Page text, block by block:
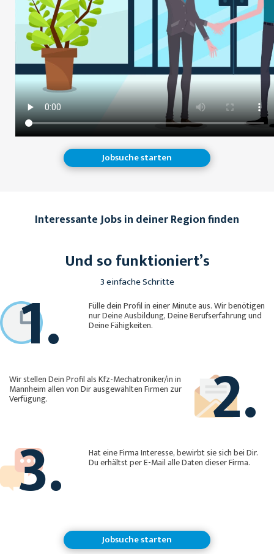
Jobsuche starten
Interessante Jobs in deiner Region finden
Und so funktioniert’s
3 einfache Schritte
1. Fülle dein Profil in einer Minute aus. Wir benötigen
nur Deine Ausbildung, Deine Berufserfahrung und
Deine Fähigkeiten.
2.
Wir stellen Dein Profil als Kfz-Mechatroniker/in in
Mannheim allen von Dir ausgewählten Firmen zur
Verfügung.
3. Hat eine Firma Interesse, bewirbt sie sich bei Dir.
Du erhältst per E-Mail alle Daten dieser Firma.
Jobsuche starten